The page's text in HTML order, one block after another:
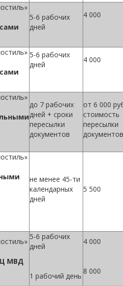
5-6 рабочих
дней
4 000
5-6 рабочих
дней
4 000
до 7 рабочих
дней + сроки
пересылки
документов
от 6 000
стоимость
пересылки
документов
не менее 45-ти
календарных
дней
5 500
МВД
5-6 рабочих
дней
1 рабочий день
4 000
8 000